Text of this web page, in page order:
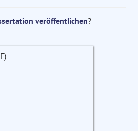
veröffentlichen?